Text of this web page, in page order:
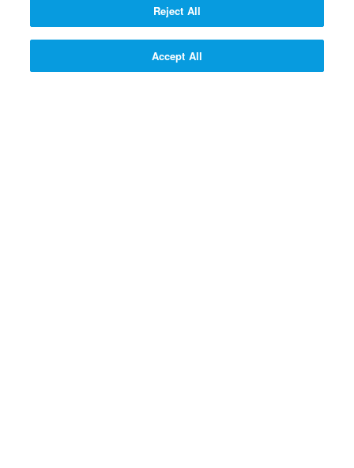
के छोटो प्रार्थना भन्दा लामो प्रार्थना राम्रो
हाे?
Reject All
Accept All